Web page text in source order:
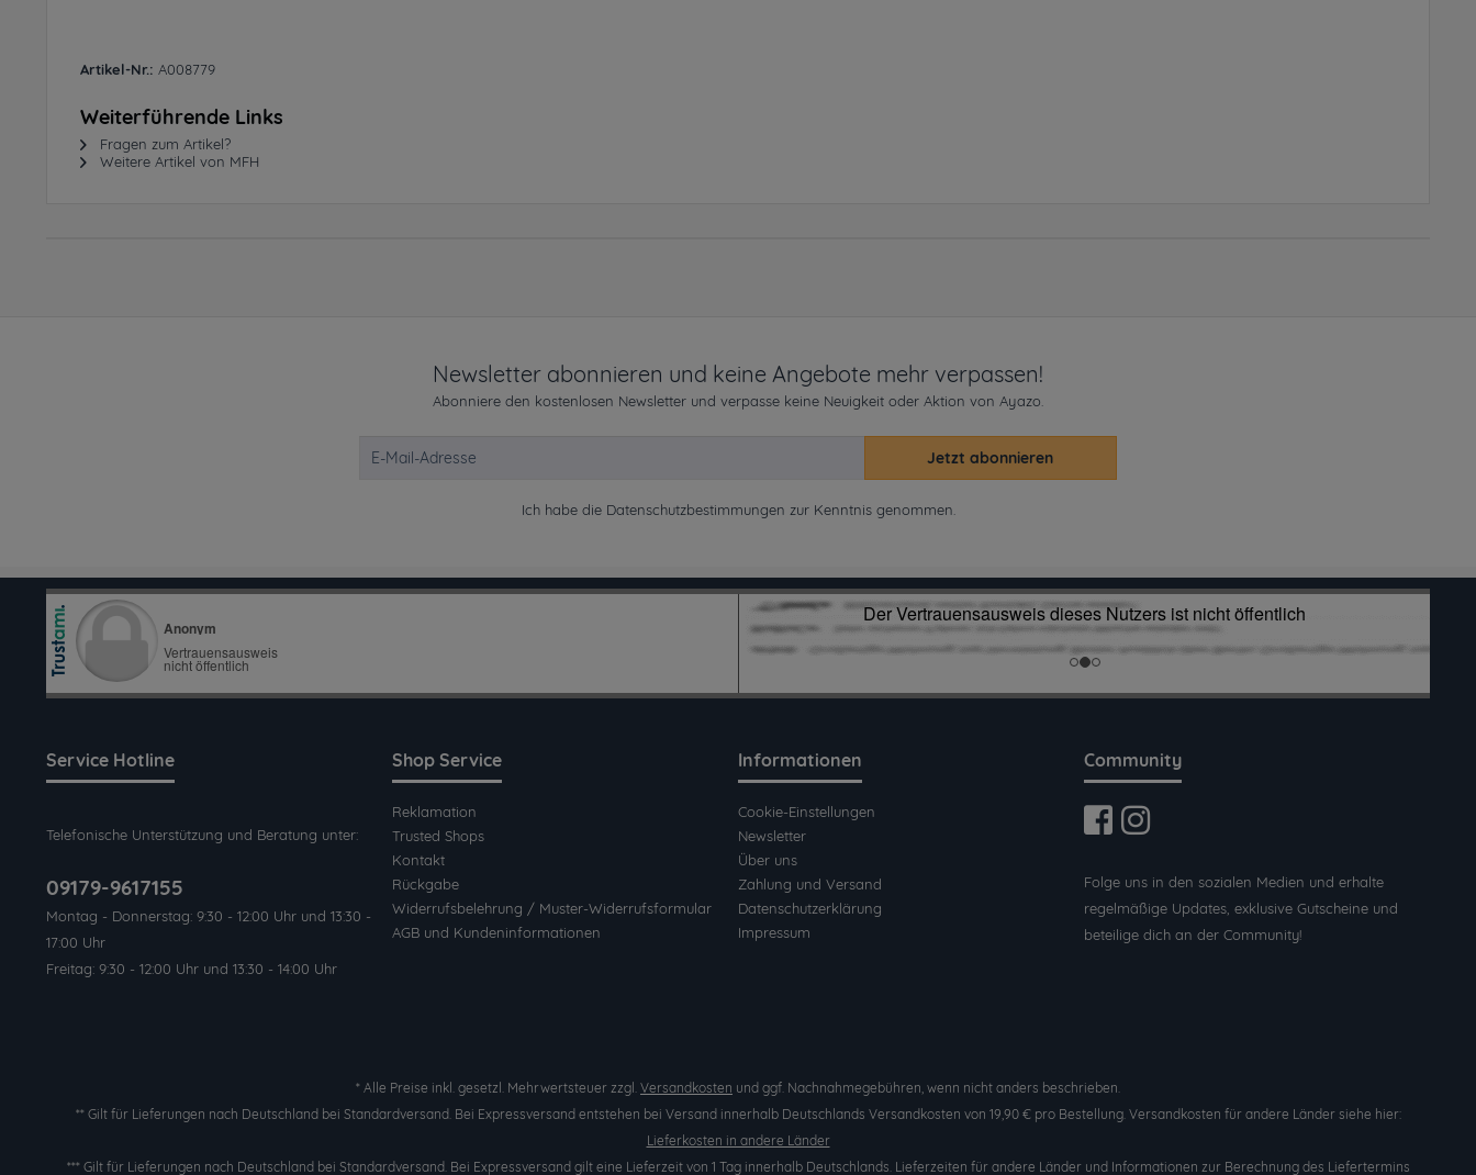
Artikel-Nr.: A008779
Weiterführende Links
Fragen zum Artikel?
Weitere Artikel von MFH
Newsletter abonnieren und keine Angebote mehr verpassen!
Abonniere den kostenlosen Newsletter und verpasse keine Neuigkeit oder Aktion von Ayazo.
Jetzt abonnieren
Ich habe die Datenschutzbestimmungen zur Kenntnis genommen.
Service Hotline
Telefonische Unterstützung und Beratung unter:
09179-9617155
Montag - Donnerstag: 9:30 - 12:00 Uhr und 13:30 -
17:00 Uhr
Freitag: 9:30 - 12:00 Uhr und 13:30 - 14:00 Uhr
Shop Service
Reklamation
Trusted Shops
Kontakt
Rückgabe
Widerrufsbelehrung / Muster-Widerrufsformular
AGB und Kundeninformationen
Informationen
Cookie-Einstellungen
Newsletter
Über uns
Zahlung und Versand
Datenschutzerklärung
Impressum
Community
Folge uns in den sozialen Medien und erhalte
regelmäßige Updates, exklusive Gutscheine und
beteilige dich an der Community!
* Alle Preise inkl. gesetzl. Mehrwertsteuer zzgl. Versandkosten und ggf. Nachnahmegebühren, wenn nicht anders beschrieben.
** Gilt für Lieferungen nach Deutschland bei Standardversand. Bei Expressversand entstehen bei Versand innerhalb Deutschlands Versandkosten von 19,90 € pro Bestellung. Versandkosten für andere Länder siehe hier:
Lieferkosten in andere Länder
*** Gilt für Lieferungen nach Deutschland bei Standardversand. Bei Expressversand gilt eine Lieferzeit von 1 Tag innerhalb Deutschlands. Lieferzeiten für andere Länder und Informationen zur Berechnung des Liefertermins